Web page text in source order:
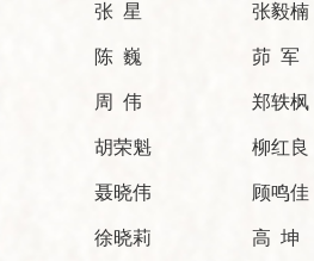
张 星 张毅楠
陈 巍 茆 军
周 伟 郑轶枫
胡荣魁 柳红良
聂晓伟 顾鸣佳
徐晓莉 高 坤